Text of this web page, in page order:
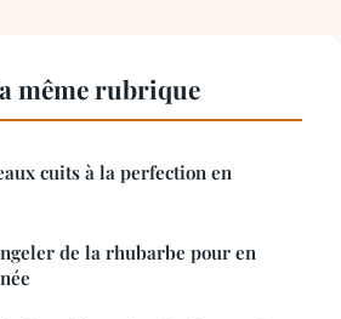
même rubrique
cuits à la perfection en
de la rhubarbe pour en